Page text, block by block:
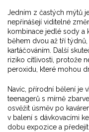
Jedním z častých mýtů
nepřinášejí viditelné
kombinace jedlé sody a
během dvou až tří
kartáčováním. Další
riziko citlivosti, protože
peroxidu, které mohou
Navíc, přírodní bělení je
teenagerů s mírně
osvěžit úsměv po
v balení s dávkovacími
dobu expozice a